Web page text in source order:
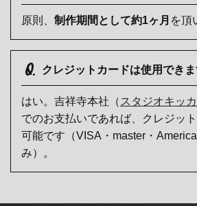
原則、 制作期間として約1ヶ月 を頂
Q. クレジットカードは使用できま
はい。吉祥寺本社（ スタジオキッ
でのお支払いであれば、クレジッ
可能です（VISA・master・
み）。